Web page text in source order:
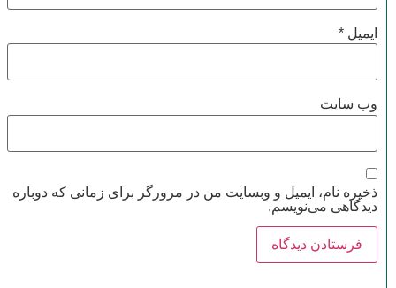
ایمیل *
وب‌ سایت
ذخیره نام، ایمیل و وبسایت من در مرورگر برای زمانی که دوباره
دیدگاهی می‌نویسم.